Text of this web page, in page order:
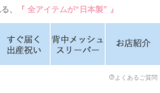
、 『 全アイテムが“日本製” 』
よくあるご質問